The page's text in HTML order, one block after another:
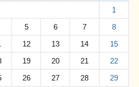
1
5 6 7
8
12 13 14
15
19 20 21
22
26 27 28
29